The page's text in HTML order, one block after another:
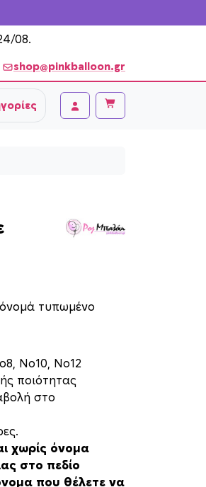
08.
shop@pinkballoon.gr
Account
Cart
τυπωμένο
Νο10, Νο12
ποιότητας
στο
χωρίς όνομα
στο πεδίο
που θέλετε να